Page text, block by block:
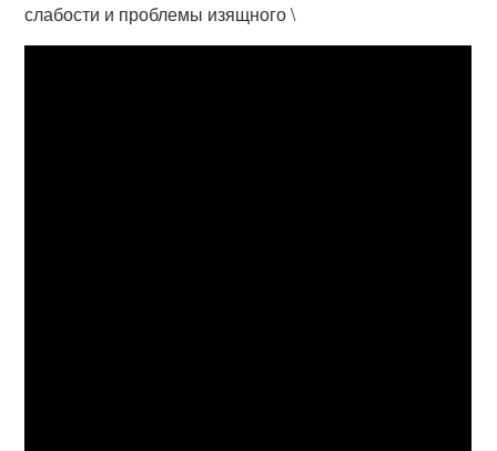
слабости и проблемы изящного \